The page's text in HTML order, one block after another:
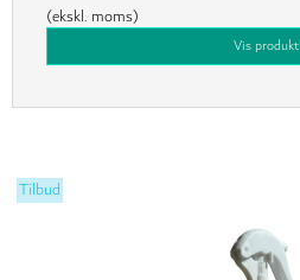
(ekskl. moms)
Vis produkt
Tilbud